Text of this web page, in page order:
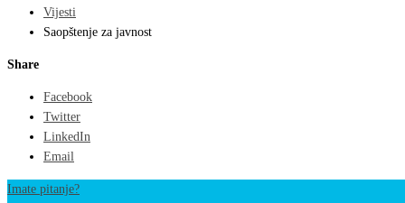
Vijesti
Saopštenje za javnost
Share
Facebook
Twitter
LinkedIn
Email
Imate pitanje?